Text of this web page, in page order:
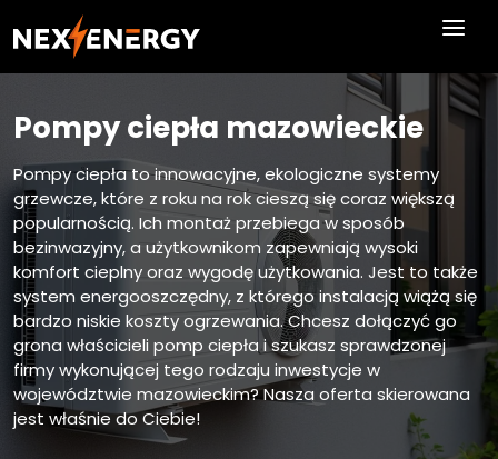
Skip to main content
Pompy ciepła mazowieckie
Pompy ciepła to innowacyjne, ekologiczne systemy
grzewcze, które z roku na rok cieszą się coraz większą
popularnością. Ich montaż przebiega w sposób
bezinwazyjny, a użytkownikom zapewniają wysoki
komfort cieplny oraz wygodę użytkowania. Jest to także
system energooszczędny, z którego instalacją wiążą się
bardzo niskie koszty ogrzewania. Chcesz dołączyć go
grona właścicieli pomp ciepła i szukasz sprawdzonej
firmy wykonującej tego rodzaju inwestycje w
województwie mazowieckim? Nasza oferta skierowana
jest właśnie do Ciebie!